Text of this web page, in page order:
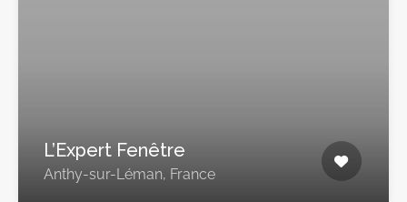
L’Expert Fenêtre
Anthy-sur-Léman, France